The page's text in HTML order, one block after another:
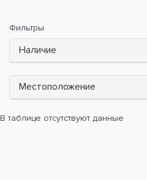
Фильтры
Наличие
Местоположение
В таблице отсутствуют данные